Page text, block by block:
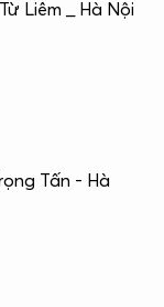
Liêm _ Hà Nội
Tấn - Hà